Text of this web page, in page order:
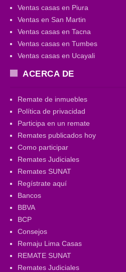
Ventas casas en Piura
Ventas en San Martin
Ventas casas en Tacna
Ventas casas en Tumbes
Ventas casas en Ucayali
ACERCA DE
Remate de inmuebles
Política de privacidad
Participa en un remate
Remates publicados hoy
Como participar
Remates Judiciales
Remates SUNAT
Regístrate aquí
Bancos
BBVA
BCP
Consejos
Remaju Lima Casas
REMATE SUNAT
Remates Judiciales